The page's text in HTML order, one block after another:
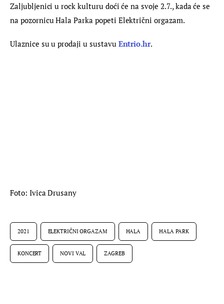
Zaljubljenici u rock kulturu doći će na svoje 2.7., kada će se
na pozornicu Hala Parka popeti Električni orgazam.
Ulaznice su u prodaji u sustavu Entrio.hr.
Foto: Ivica Drusany
2021 ELEKTRIČNI ORGAZAM HALA HALA PARK
KONCERT NOVI VAL ZAGREB